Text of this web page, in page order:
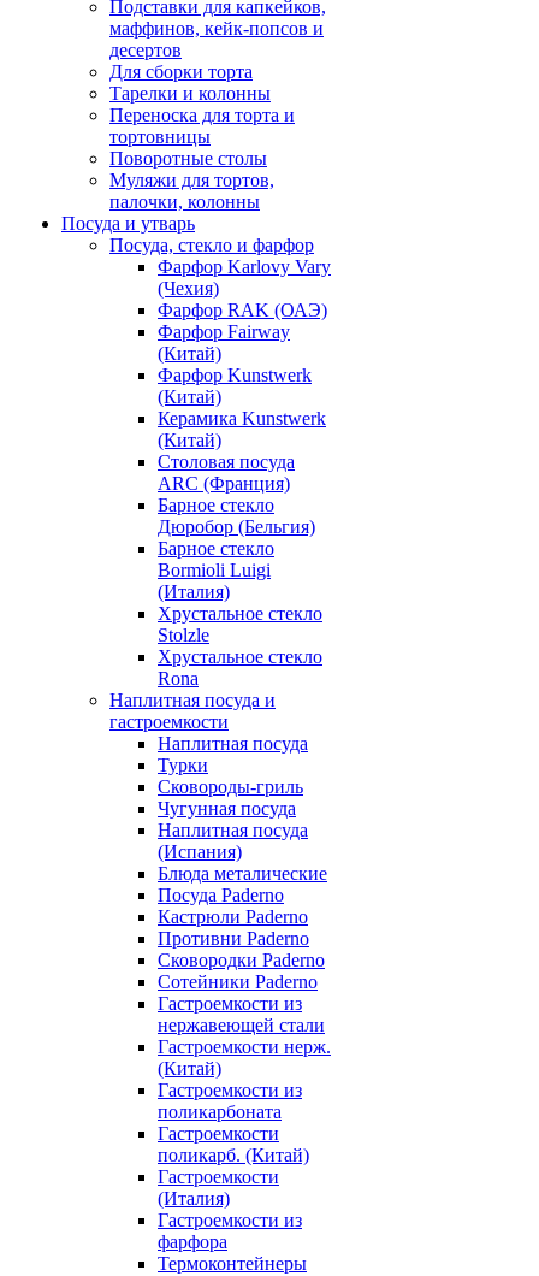
Подставки для капкейков,
маффинов, кейк-попсов и
десертов
Для сборки торта
Тарелки и колонны
Переноска для торта и
тортовницы
Поворотные столы
Муляжи для тортов,
палочки, колонны
Посуда и утварь
Посуда, стекло и фарфор
Фарфор Karlovy Vary
(Чехия)
Фарфор RAK (ОАЭ)
Фарфор Fairway
(Китай)
Фарфор Kunstwerk
(Китай)
Керамика Kunstwerk
(Китай)
Столовая посуда
ARC (Франция)
Барное стекло
Дюробор (Бельгия)
Барное стекло
Bormioli Luigi
(Италия)
Хрустальное стекло
Stolzle
Хрустальное стекло
Rona
Наплитная посуда и
гастроемкости
Наплитная посуда
Турки
Сковороды-гриль
Чугунная посуда
Наплитная посуда
(Испания)
Блюда металические
Посуда Paderno
Кастрюли Paderno
Противни Paderno
Сковородки Paderno
Сотейники Paderno
Гастроемкости из
нержавеющей стали
Гастроемкости нерж.
(Китай)
Гастроемкости из
поликарбоната
Гастроемкости
поликарб. (Китай)
Гастроемкости
(Италия)
Гастроемкости из
фарфора
Термоконтейнеры